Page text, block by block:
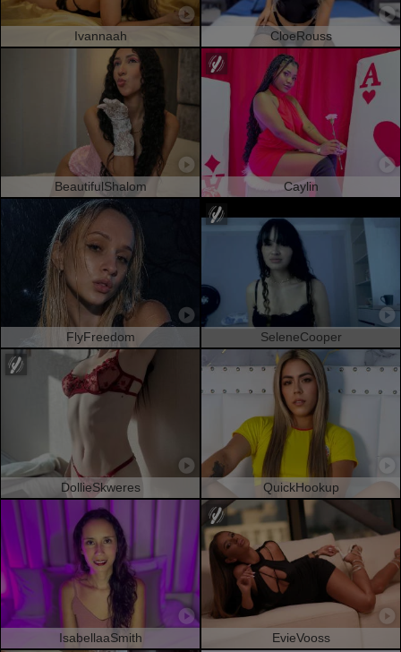
Ivannaah CloeRouss
BeautifulShalom Caylin
FlyFreedom SeleneCooper
DollieSkweres QuickHookup
IsabellaaSmith EvieVooss